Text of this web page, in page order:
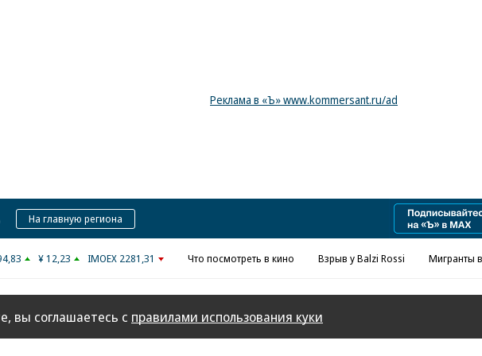
Реклама в «Ъ» www.kommersant.ru/ad
КоммерсантъНа главную региона
¥ 12,23 IMOEX 2281,31 Что посмотреть в кино Взрыв у Balzi Rossi Мигранты
вы соглашаетесь с правилами использования куки